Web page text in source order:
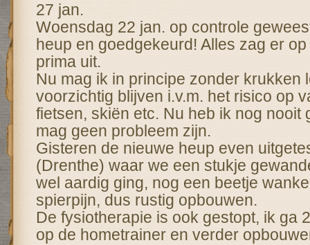
27 jan.
Woensdag 22 jan. op controle
heup en goedgekeurd! Alles zag er
prima uit.
Nu mag ik in principe zonder krukken
voorzichtig blijven i.v.m. het risico op
fietsen, skiën etc. Nu heb ik nog nooit
mag geen probleem zijn.
Gisteren de nieuwe heup even
(Drenthe) waar we een stukje
wel aardig ging, nog een beetje
spierpijn, dus rustig opbouwen.
De fysiotherapie is ook gestopt, ik ga
op de hometrainer en verder